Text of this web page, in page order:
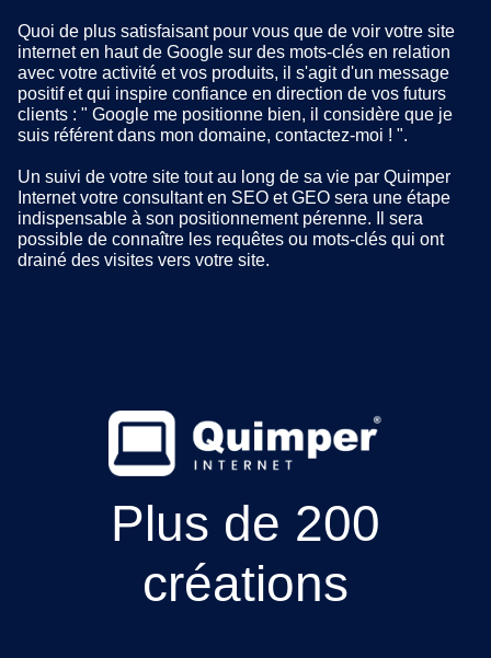
Quoi de plus satisfaisant pour vous que de voir votre site
internet en haut de Google sur des mots-clés en relation
avec votre activité et vos produits, il s'agit d'un message
positif et qui inspire confiance en direction de vos futurs
clients : " Google me positionne bien, il considère que je
suis référent dans mon domaine, contactez-moi ! ".
Un suivi de votre site tout au long de sa vie par Quimper
Internet votre consultant en SEO et GEO sera une étape
indispensable à son positionnement pérenne. Il sera
possible de connaître les requêtes ou mots-clés qui ont
drainé des visites vers votre site.
Plus de 200
créations